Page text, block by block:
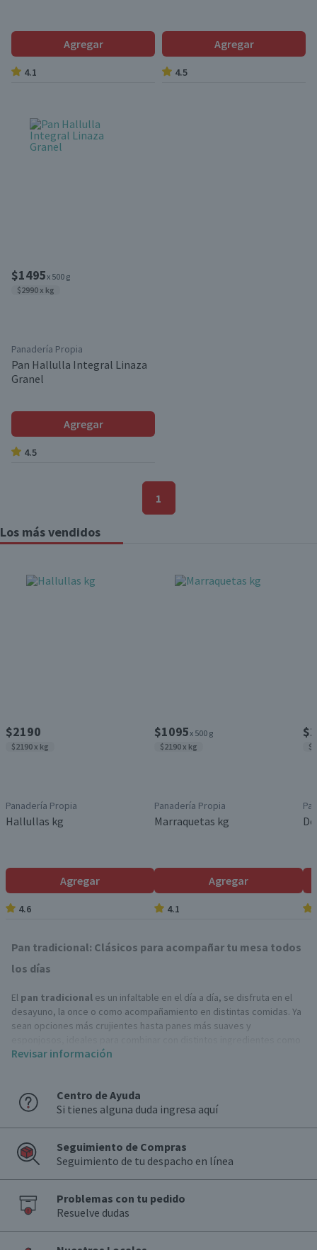
Agregar
4.1
Agregar
4.5
$1495x 500 g
$2990 x kg
Panadería Propia
Pan Hallulla Integral Linaza
Granel
Agregar
4.5
1
Los más vendidos
$2190
$2190 x kg
Panadería Propia
Hallullas kg
Agregar
4.6
$1095x 500 g
$2190 x kg
Panadería Propia
Marraquetas kg
Agregar
4.1
Pan tradicional: Clásicos para acompañar tu mesa todos
los días
El pan tradicional es un infaltable en el día a día, se disfruta en el
desayuno, la once o como acompañamiento en distintas comidas. Ya
sean opciones más crujientes hasta panes más suaves y
fiambre oquesosy preparar sándwiches simples o más completos.
Por ejemplo, lapanadería granel
horneados para consumo inmediato, mientras que la
panadería envasadate ofrece alternativas prácticas para
Tipos de pan tradicional
Hallulla
La hallulla se caracteriza por su miga suave y una corteza levemente
Revisar información
Centro de Ayuda
Si tienes alguna duda ingresa aquí
Seguimiento de Compras
Seguimiento de tu despacho en línea
Problemas con tu pedido
Resuelve dudas